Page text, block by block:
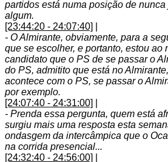
partidos está numa posição de
algum.
[23:44:20 - 24:07:40]
- O Almirante, obviamente, para a
que se escolher, e portanto, estou ao
candidato que o PS de se passar o
do PS, admitito que está no
acontece com o PS, se passar o
por exemplo.
[24:07:40 - 24:31:00]
- Prenda essa pergunta, quem está
surgiu mais uma resposta esta
ondasgem da intercâmpica que o
na corrida presencial...
[24:32:40 - 24:56:00]